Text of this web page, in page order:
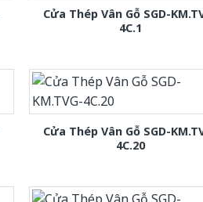
Cửa Thép Vân Gỗ SGD-
4C.1
Cửa Thép Vân Gỗ SGD-
4C.20